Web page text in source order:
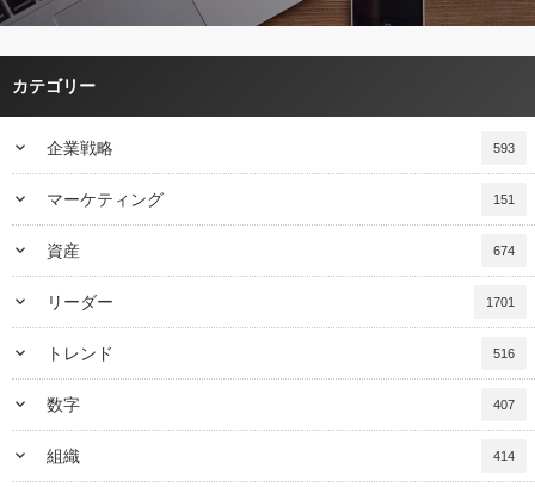
カテゴリー
keyboard_arrow_down 企業戦略 593
keyboard_arrow_down マーケティング 151
keyboard_arrow_down 資産 674
keyboard_arrow_down リーダー 1701
keyboard_arrow_down トレンド 516
keyboard_arrow_down 数字 407
keyboard_arrow_down 組織 414